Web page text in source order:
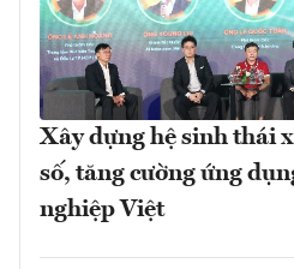
Xây dựng hệ sinh thái
số, tăng cường ứng
nghiệp Việt